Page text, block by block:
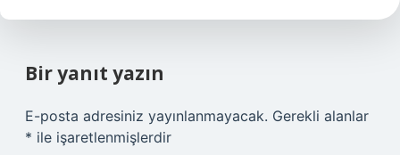
Bir yanıt yazın
E-posta adresiniz yayınlanmayacak. Gerekli alanlar
* ile işaretlenmişlerdir